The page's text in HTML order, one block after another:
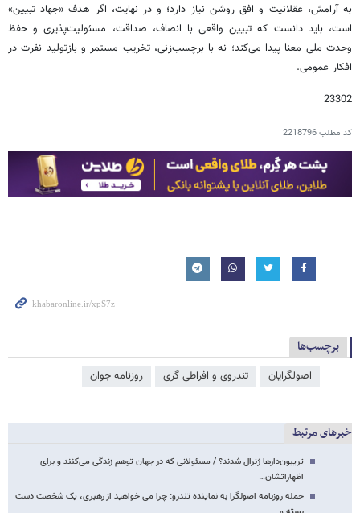
به آرامش، عقلانیت و افق روشن نیاز دارد؛ و در نهایت، اگر هدف «جهاد تبیین»
است، باید دانست که تبیین واقعی با انصاف، صداقت، مسئولیت‌پذیری و حفظ
وحدت ملی معنا پیدا می‌کند؛ نه با برچسب‌زنی، تخریب مستمر و بازتولید نفرت در
افکار عمومی.
23302
کد مطلب2218796
برچسب‌ها
اصولگرایان تندروی و افراطی گری روزنامه جوان
خبرهای مرتبط
تریبون‌دارها ژنرال شدند؟ / مسئولانی که در جهان توهم زندگی می‌کنند و برای
اظهاراتشان…
حمله روزنامه اصولگرا به نماینده تندرو: چرا می خواهید از رهبری، یک شخصت دست